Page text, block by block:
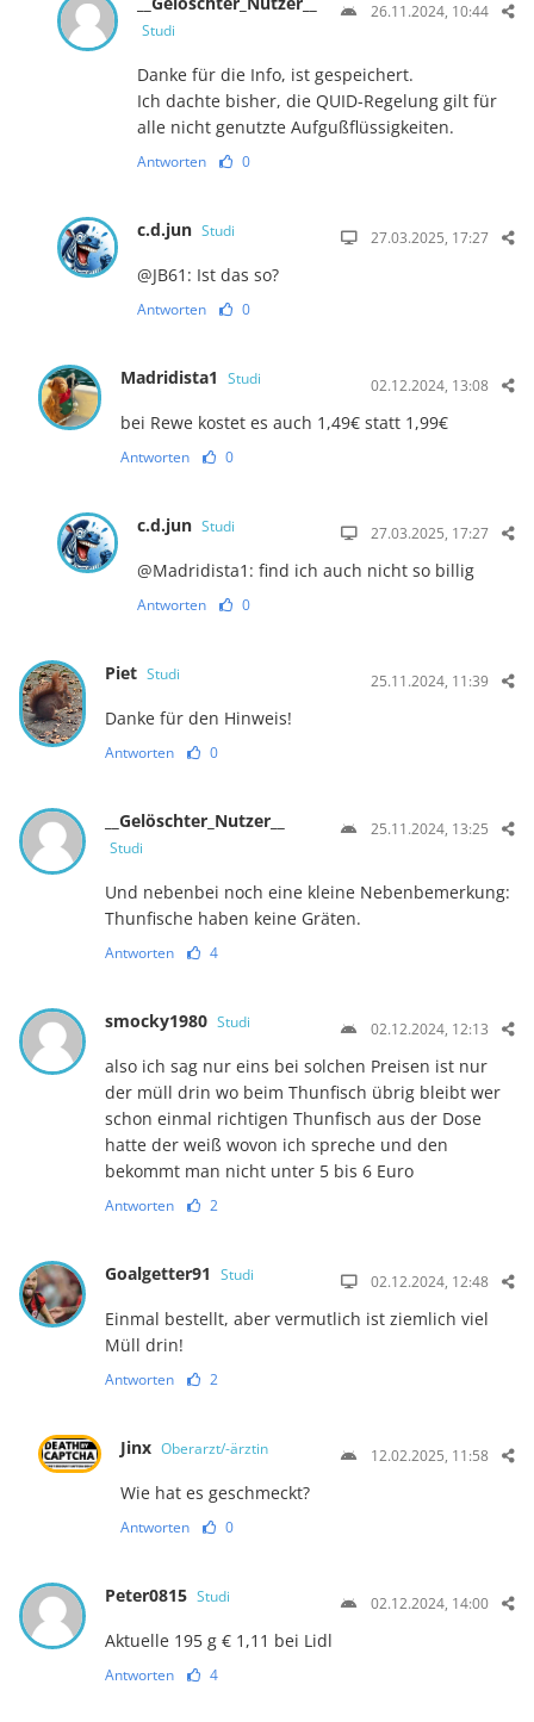
Studi
26.11.2024, 10:44
Danke für die Info, ist gespeichert.
Ich dachte bisher, die QUID-Regelung gilt für
alle nicht genutzte Aufgußflüssigkeiten.
Antworten 0
c.d.jun Studi 27.03.2025, 17:27
@JB61: Ist das so?
Antworten 0
Madridista1 Studi 02.12.2024, 13:08
bei Rewe kostet es auch 1,49€ statt 1,99€
Antworten 0
c.d.jun Studi 27.03.2025, 17:27
@Madridista1: find ich auch nicht so billig
Antworten 0
Piet Studi 25.11.2024, 11:39
Danke für den Hinweis!
Antworten 0
__Gelöschter_Nutzer__
Studi
25.11.2024, 13:25
Und nebenbei noch eine kleine Nebenbemerkung:
Thunfische haben keine Gräten.
Antworten 4
smocky1980 Studi 02.12.2024, 12:13
also ich sag nur eins bei solchen Preisen ist nur
der müll drin wo beim Thunfisch übrig bleibt wer
schon einmal richtigen Thunfisch aus der Dose
hatte der weiß wovon ich spreche und den
bekommt man nicht unter 5 bis 6 Euro
Antworten 2
Goalgetter91 Studi 02.12.2024, 12:48
Einmal bestellt, aber vermutlich ist ziemlich viel
Müll drin!
Antworten 2
Jinx Oberarzt/-ärztin 12.02.2025, 11:58
Wie hat es geschmeckt?
Antworten 0
Peter0815 Studi 02.12.2024, 14:00
Aktuelle 195 g € 1,11 bei Lidl
Antworten 4